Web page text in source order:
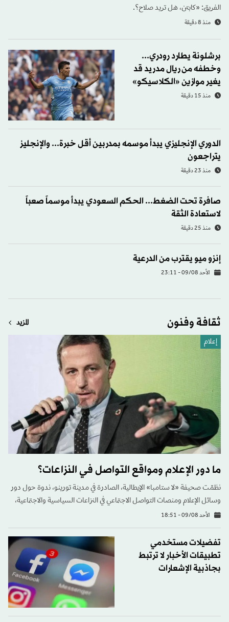
الفريق: «كابتن، هل تريد صلاح؟.
منذ 8 دقيقة
برشلونة يطارد رودري...
وخطفه من ريال مدريد قد
يغير موازين «الكلاسيكو»
منذ 15 دقيقة
الدوري الإنجليزي يبدأ موسمه بمدربين أقل خبرة... والإنجليز
يتراجعون
منذ 23 دقيقة
صافرة تحت الضغط... الحكم السعودي يبدأ موسماً صعباً
لاستعادة الثقة
منذ 25 دقيقة
إنزو ميو يقترب من الدرعية
الأحد 09/08 - 23:11
ثقافة وفنون المزيد
إعلام
ما دور الإعلام ومواقع التواصل في النزاعات؟
نظمّت صحيفة «لا ستامبا» الإيطالية، الصادرة في مدينة تورينو، ندوة حول دور
وسائل الإعلام ومنصات التواصل الاجتماعي في النزاعات السياسية والاجتماعية،
الأحد 09/08 - 18:51
تفضيلات مستخدمي
تطبيقات الأخبار لا ترتبط
بجاذبية الإشعارات